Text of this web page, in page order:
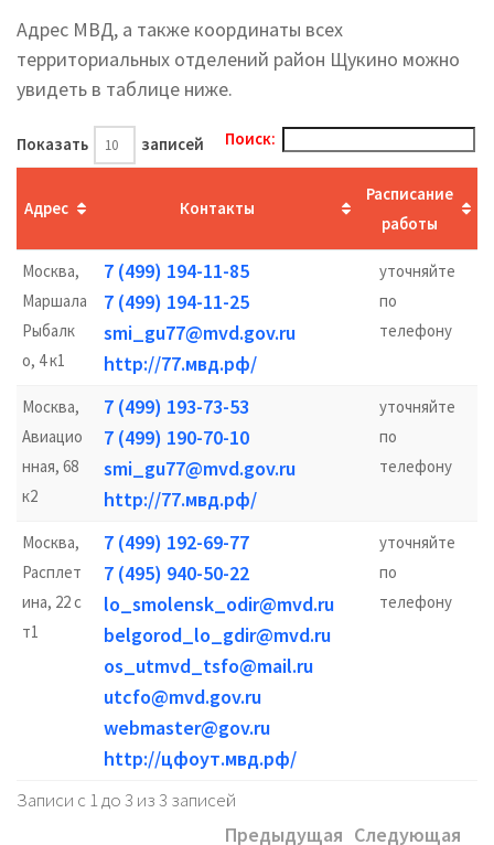
Адрес МВД, а также координаты всех
территориальных отделений район Щукино можно
увидеть в таблице ниже.
Показать записей Поиск:
Адрес Контакты
Расписание
работы
Москва,
Маршала
Рыбалк
о, 4 к1
7 (499) 194-11-85
7 (499) 194-11-25
smi_gu77@mvd.gov.ru
http://77.мвд.рф/
уточняйте
по
телефону
Москва,
Авиацио
нная, 68
к2
7 (499) 193-73-53
7 (499) 190-70-10
smi_gu77@mvd.gov.ru
http://77.мвд.рф/
уточняйте
по
телефону
Москва,
Расплет
ина, 22 с
т1
7 (499) 192-69-77
7 (495) 940-50-22
lo_smolensk_odir@mvd.ru
belgorod_lo_gdir@mvd.ru
os_utmvd_tsfo@mail.ru
utcfo@mvd.gov.ru
webmaster@gov.ru
http://цфоут.мвд.рф/
уточняйте
по
телефону
Записи с 1 до 3 из 3 записей
Предыдущая Следующая